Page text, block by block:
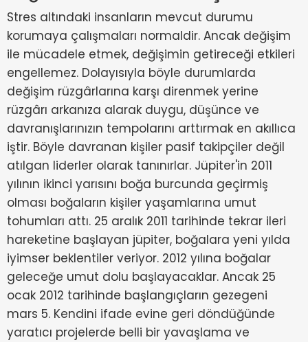
Stres altındaki insanların mevcut durumu
korumaya çalışmaları normaldir. Ancak değişim
ile mücadele etmek, değişimin getireceği etkileri
engellemez. Dolayısıyla böyle durumlarda
değişim rüzgârlarına karşı direnmek yerine
rüzgârı arkanıza alarak duygu, düşünce ve
davranışlarınızın tempolarını arttırmak en akıllıca
iştir. Böyle davranan kişiler pasif takipçiler değil
atılgan liderler olarak tanınırlar. Jüpiter'in 2011
yılının ikinci yarısını boğa burcunda geçirmiş
olması boğaların kişiler yaşamlarına umut
tohumları attı. 25 aralık 2011 tarihinde tekrar ileri
hareketine başlayan jüpiter, boğalara yeni yılda
iyimser beklentiler veriyor. 2012 yılına boğalar
geleceğe umut dolu başlayacaklar. Ancak 25
ocak 2012 tarihinde başlangıçların gezegeni
mars 5. Kendini ifade evine geri döndüğünde
yaratıcı projelerde belli bir yavaşlama ve